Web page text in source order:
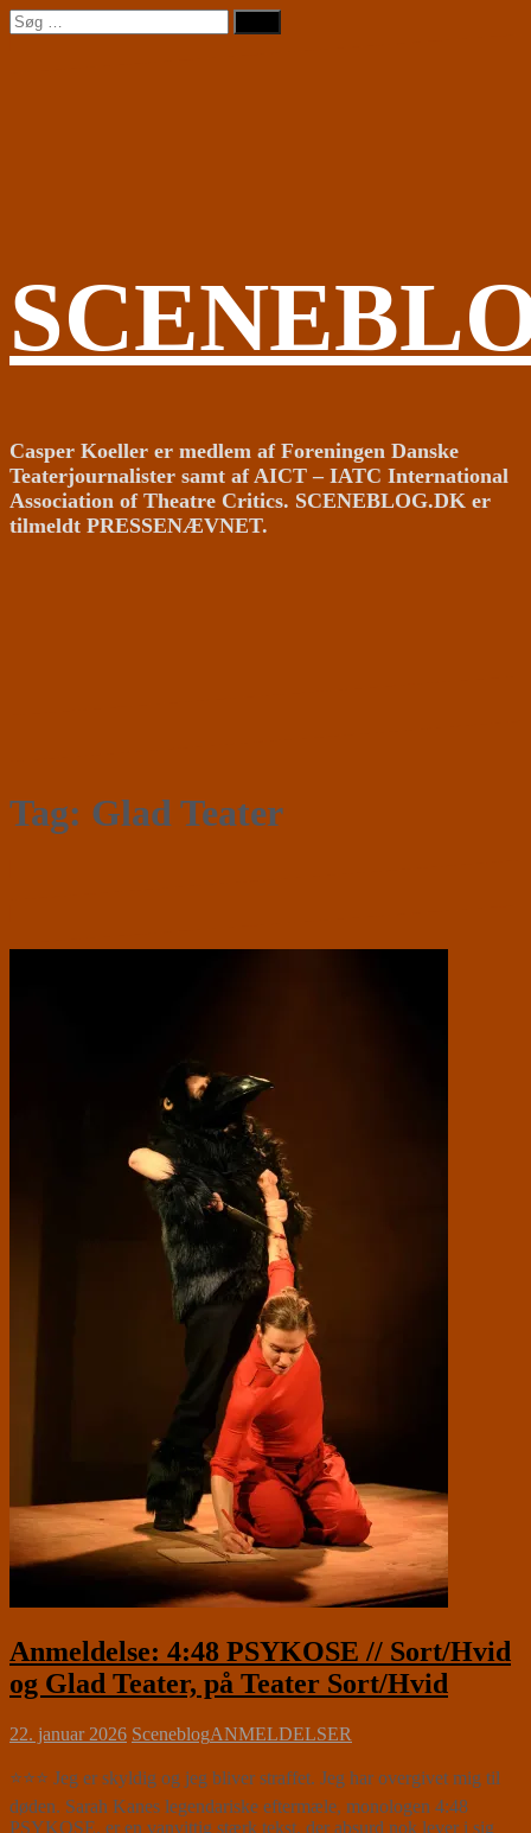
Videre
til
Søg
efter:
Casper Koeller er medlem af Foreningen Danske
Teaterjournalister samt af AICT – IATC International
Association of Theatre Critics. SCENEBLOG.DK er
tilmeldt PRESSENÆVNET.
Tag: Glad Teater
Anmeldelse: 4:48 PSYKOSE // Sort/Hvid
og Glad Teater, på Teater Sort/Hvid
22. januar 2026 SceneblogANMELDELSER
⭐⭐⭐ Jeg er skyldig og jeg bliver straffet. Jeg har overgivet mig til
døden. Sarah Kanes legendariske eftermæle, monologen 4:48
PSYKOSE, er en vanvittig stærk tekst, der absurd nok lever i sig